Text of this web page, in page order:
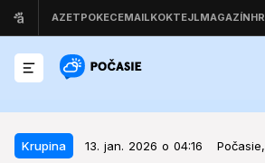
Krupina 13. jan. 2026 o 04:16 Počasie,
Krupina 13. jan. 2026 o 04:16